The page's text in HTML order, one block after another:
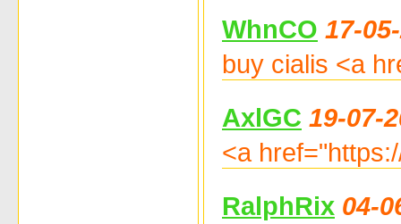
WhnCO 17-
buy cialis <a
AxlGC 19-07-
<a
RalphRix 04-